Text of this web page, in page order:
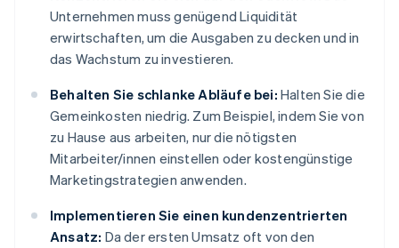
Unternehmen muss genügend Liquidität
erwirtschaften, um die Ausgaben zu decken und in
das Wachstum zu investieren.
Behalten Sie schlanke Abläufe bei: Halten Sie die
Gemeinkosten niedrig. Zum Beispiel, indem Sie von
zu Hause aus arbeiten, nur die nötigsten
Mitarbeiter/innen einstellen oder kostengünstige
Marketingstrategien anwenden.
Implementieren Sie einen kundenzentrierten
Ansatz: Da der ersten Umsatz oft von den